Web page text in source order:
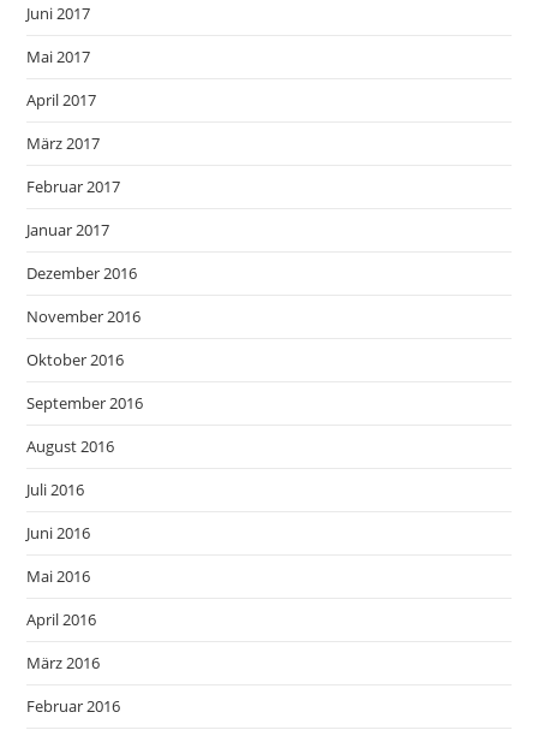
Juni 2017
Mai 2017
April 2017
März 2017
Februar 2017
Januar 2017
Dezember 2016
November 2016
Oktober 2016
September 2016
August 2016
Juli 2016
Juni 2016
Mai 2016
April 2016
März 2016
Februar 2016